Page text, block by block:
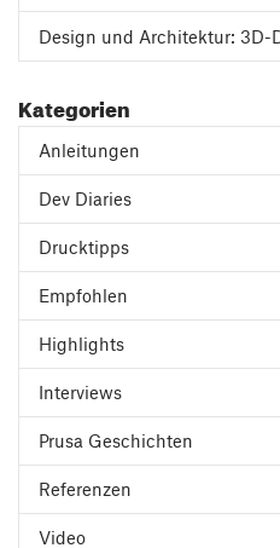
Design und Architektur: 3D-
Kategorien
Anleitungen
Dev Diaries
Drucktipps
Empfohlen
Highlights
Interviews
Prusa Geschichten
Referenzen
Video